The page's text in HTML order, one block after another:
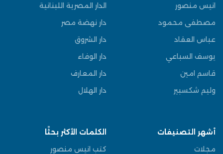
انيس منصور
مصطفى محمود
عباس العقاد
يوسف السباعي
قاسم امين
وليم شكسبير
الدار المصرية اللبنانية
دار نهضة مصر
دار الشروق
دار الوفاء
دار المعارف
دار الهلال
أشهر التصنيفات
مجلات
الكلمات الأكثر بحثًا
كتب انيس منصور